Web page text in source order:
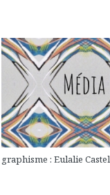
graphisme : Eulalie Castel